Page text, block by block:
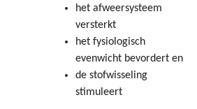
het afweersysteem
versterkt
het fysiologisch
evenwicht bevordert en
de stofwisseling
stimuleert